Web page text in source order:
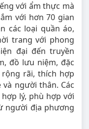
với ẩm thực mà
với hơn 70 gian
các loại quần áo,
trang với phong
đại đến truyền
đồ lưu niệm, đặc
rãi, thích hợp
người thân. Các
lý, phù hợp với
người địa phương